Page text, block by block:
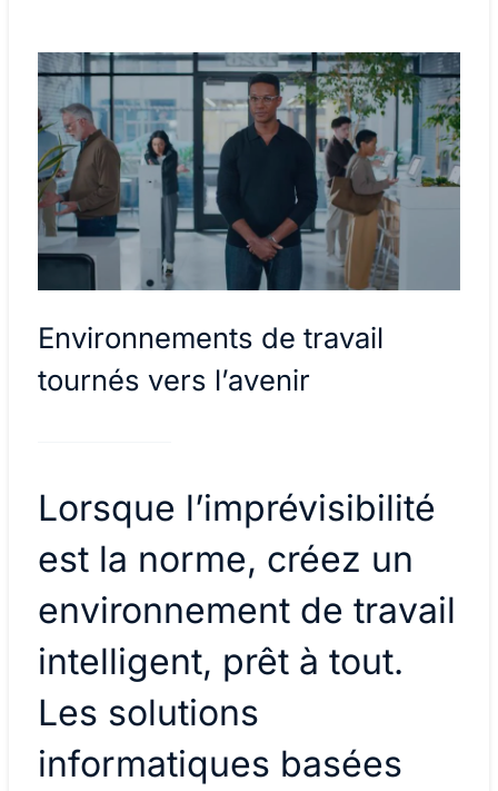
Environnements de travail
tournés vers l’avenir
Lorsque l’imprévisibilité
est la norme, créez un
environnement de travail
intelligent, prêt à tout.
Les solutions
informatiques basées